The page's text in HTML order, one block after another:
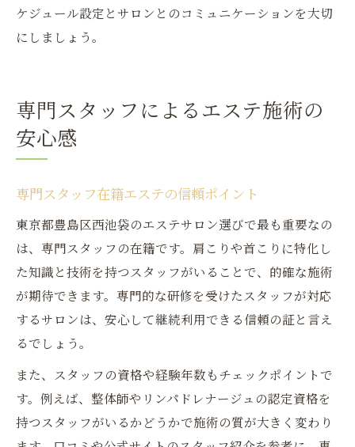
ケジュール設定とサロンとのコミュニケーションを大切
にしましょう。
専門スタッフによるエステ施術の
安心感
専門スタッフ在籍エステの信頼ポイント
東京都豊島区西池袋のエステサロン選びで最も重要なの
は、専門スタッフの在籍です。肩こりや首こりに特化し
た知識と技術を持つスタッフがいることで、的確な施術
が期待できます。専門的な研修を受けたスタッフが対応
するサロンは、安心して継続利用できる信頼の証と言え
るでしょう。
また、スタッフの資格や経験年数もチェックポイントで
す。例えば、整体師やリンパドレナージュの認定資格を
持つスタッフがいるかどうかで施術の質が大きく変わり